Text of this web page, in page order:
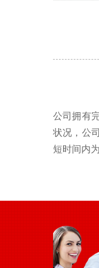
公司拥有
状况，公
短时间内